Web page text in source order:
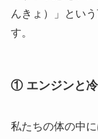
んきょ）」とい
す。
① エンジンと
私たちの体の中